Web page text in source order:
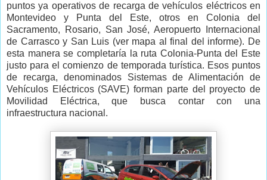
puntos ya operativos de recarga de vehículos eléctricos en
Montevideo y Punta del Este, otros en Colonia del
Sacramento, Rosario, San José, Aeropuerto Internacional
de Carrasco y San Luis (ver mapa al final del informe). De
esta manera se completaría la ruta Colonia-Punta del Este
justo para el comienzo de temporada turística. Esos puntos
de recarga, denominados Sistemas de Alimentación de
Vehículos Eléctricos (SAVE) forman parte del proyecto de
Movilidad Eléctrica, que busca contar con una
infraestructura nacional.